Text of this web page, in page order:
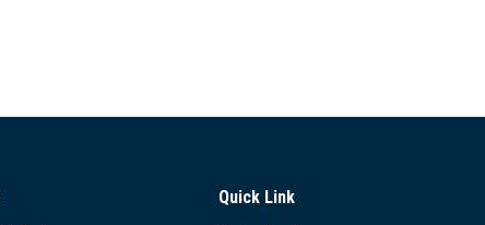
Quick Link